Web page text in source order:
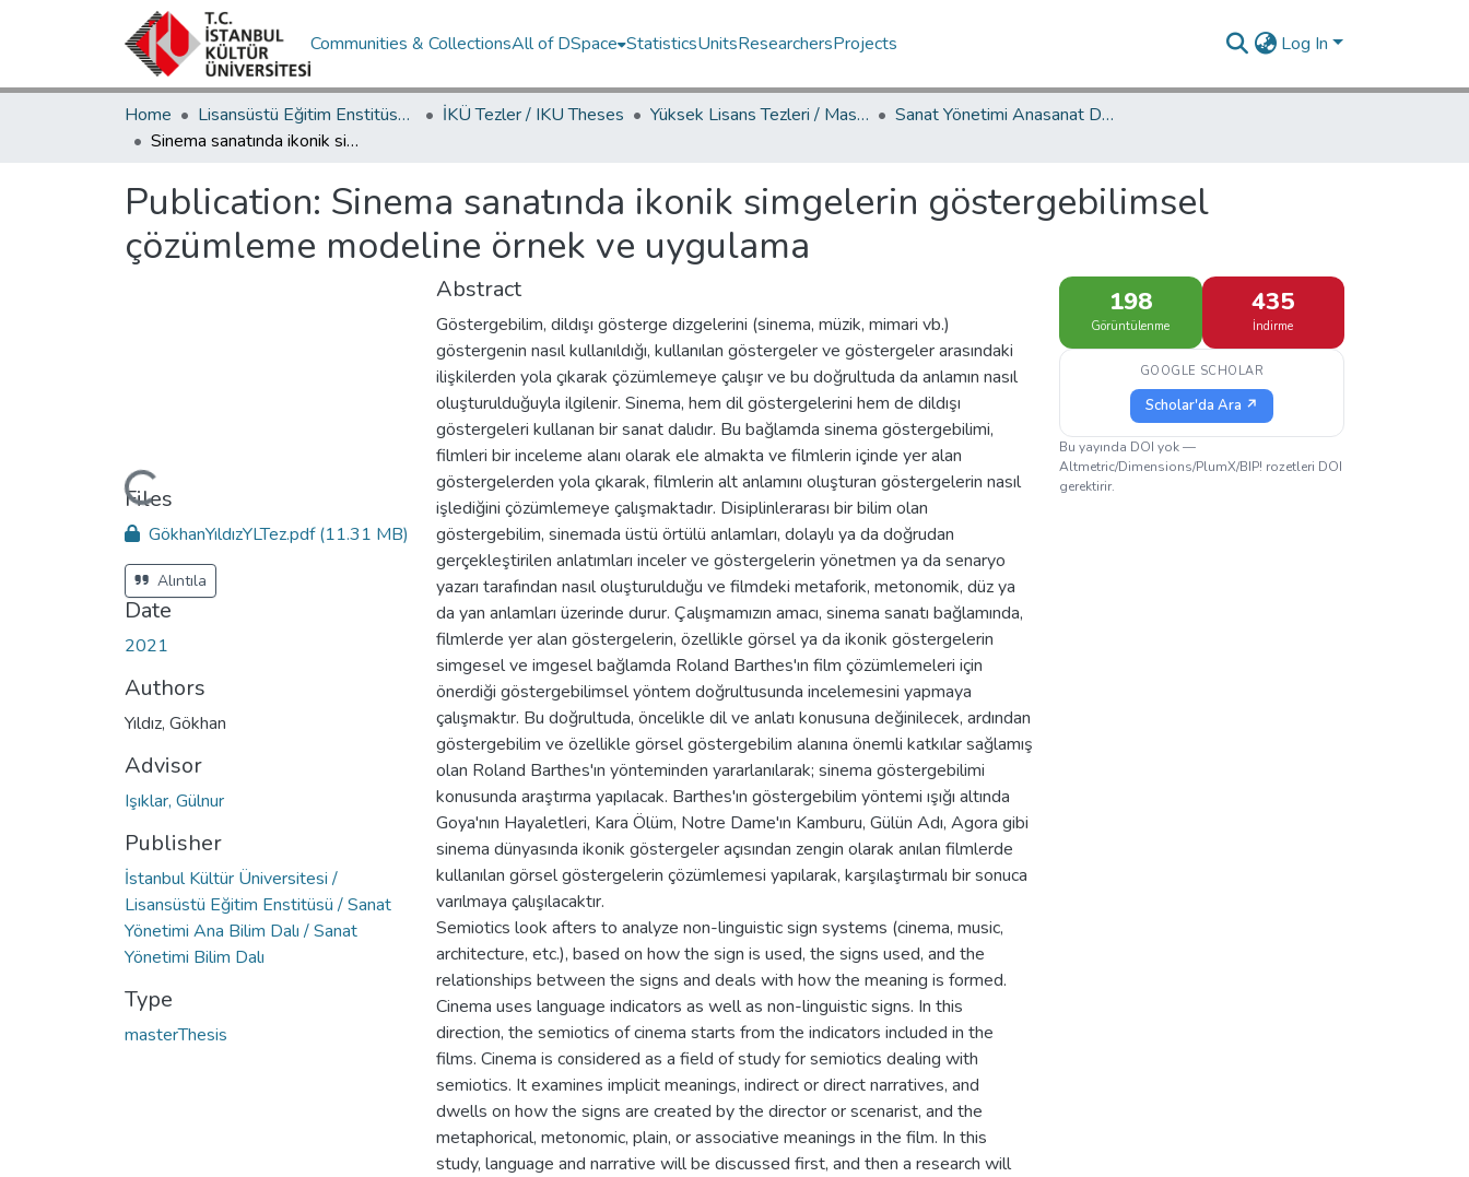
Communities & CollectionsAll of DSpace StatisticsUnitsResearchersProjects Log In
Home Lisansüstü Eğitim Enstitüsü / Postgraduate Education Institute İKÜ Tezler / IKU Theses Yüksek Lisans Tezleri / Master's Theses
Sanat Yönetimi Anasanat Dalı / Department of Arts Management
Sinema sanatında ikonik simgelerin göstergebilimsel çözümleme modeline örnek ve uygulama
Publication: Sinema sanatında ikonik simgelerin göstergebilimsel
çözümleme modeline örnek ve uygulama
Loading...
Files
GökhanYıldızYLTez.pdf(11.31 MB)
Alıntıla
Date
2021
Authors
Yıldız, Gökhan
Advisor
Işıklar, Gülnur
Publisher
İstanbul Kültür Üniversitesi /
Lisansüstü Eğitim Enstitüsü / Sanat
Yönetimi Ana Bilim Dalı / Sanat
Yönetimi Bilim Dalı
Type
masterThesis
Abstract
Göstergebilim, dildışı gösterge dizgelerini (sinema, müzik, mimari vb.)
göstergenin nasıl kullanıldığı, kullanılan göstergeler ve göstergeler arasındaki
ilişkilerden yola çıkarak çözümlemeye çalışır ve bu doğrultuda da anlamın nasıl
oluşturulduğuyla ilgilenir. Sinema, hem dil göstergelerini hem de dildışı
göstergeleri kullanan bir sanat dalıdır. Bu bağlamda sinema göstergebilimi,
filmleri bir inceleme alanı olarak ele almakta ve filmlerin içinde yer alan
göstergelerden yola çıkarak, filmlerin alt anlamını oluşturan göstergelerin nasıl
işlediğini çözümlemeye çalışmaktadır. Disiplinlerarası bir bilim olan
göstergebilim, sinemada üstü örtülü anlamları, dolaylı ya da doğrudan
gerçekleştirilen anlatımları inceler ve göstergelerin yönetmen ya da senaryo
yazarı tarafından nasıl oluşturulduğu ve filmdeki metaforik, metonomik, düz ya
da yan anlamları üzerinde durur. Çalışmamızın amacı, sinema sanatı bağlamında,
filmlerde yer alan göstergelerin, özellikle görsel ya da ikonik göstergelerin
simgesel ve imgesel bağlamda Roland Barthes'ın film çözümlemeleri için
önerdiği göstergebilimsel yöntem doğrultusunda incelemesini yapmaya
çalışmaktır. Bu doğrultuda, öncelikle dil ve anlatı konusuna değinilecek, ardından
göstergebilim ve özellikle görsel göstergebilim alanına önemli katkılar sağlamış
olan Roland Barthes'ın yönteminden yararlanılarak; sinema göstergebilimi
konusunda araştırma yapılacak. Barthes'ın göstergebilim yöntemi ışığı altında
Goya'nın Hayaletleri, Kara Ölüm, Notre Dame'ın Kamburu, Gülün Adı, Agora gibi
sinema dünyasında ikonik göstergeler açısından zengin olarak anılan filmlerde
kullanılan görsel göstergelerin çözümlemesi yapılarak, karşılaştırmalı bir sonuca
varılmaya çalışılacaktır.
Semiotics look afters to analyze non-linguistic sign systems (cinema, music,
architecture, etc.), based on how the sign is used, the signs used, and the
relationships between the signs and deals with how the meaning is formed.
Cinema uses language indicators as well as non-linguistic signs. In this
direction, the semiotics of cinema starts from the indicators included in the
films. Cinema is considered as a field of study for semiotics dealing with
semiotics. It examines implicit meanings, indirect or direct narratives, and
dwells on how the signs are created by the director or scenarist, and the
metaphorical, metonomic, plain, or associative meanings in the film. In this
study, language and narrative will be discussed first, and then a research will
198
Görüntülenme
435
İndirme
GOOGLE SCHOLAR
Scholar'da Ara ↗
Bu yayında DOI yok —
Altmetric/Dimensions/PlumX/BIP! rozetleri DOI
gerektirir.